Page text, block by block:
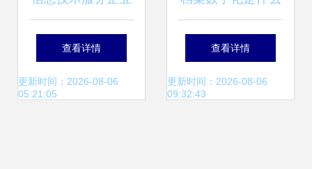
这3大做法，可有
效提升创新能力！
查看详情
更新时间：2026-08-06
05:21:05
意思，作用有哪些
| 互联网信息技术
查看详情
更新时间：2026-08-06
09:32:43